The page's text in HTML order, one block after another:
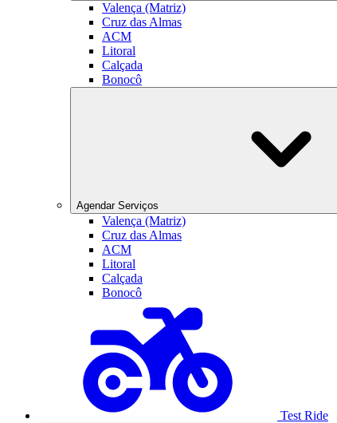
Valença (Matriz)
Cruz das Almas
ACM
Litoral
Calçada
Bonocô
Agendar Serviços
Valença (Matriz)
Cruz das Almas
ACM
Litoral
Calçada
Bonocô
Test Ride